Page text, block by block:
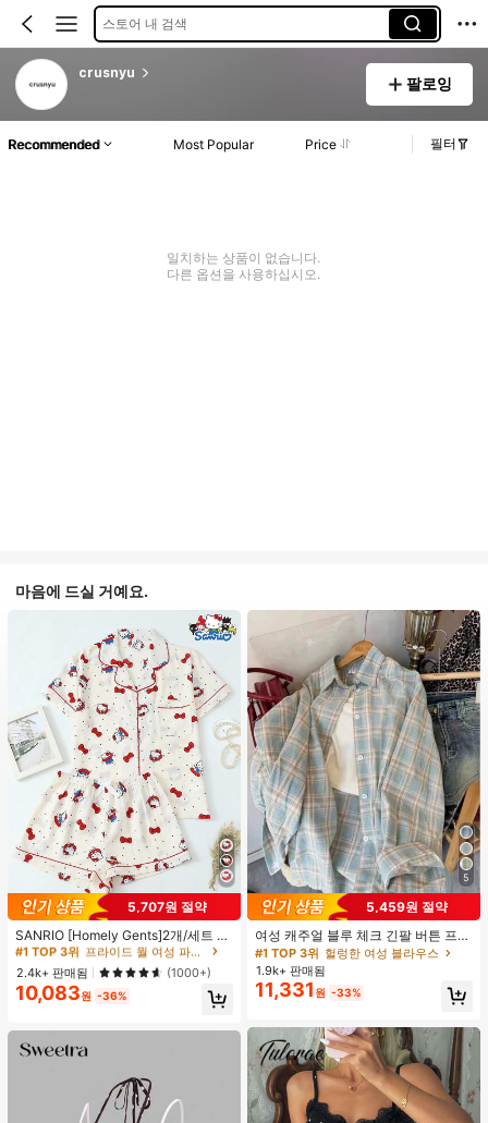
스토어 내 검색
crusnyu
팔로잉
Recommended Most Popular Price 필터
일치하는 상품이 없습니다.
다른 옵션을 사용하십시오.
마음에 드실 거예요.
5,707원 절약
SANRIO [Homely Gents]2개/세트 여
성 프린트 라펠 반팔 버튼 포켓 상의
및 보우 반바지 잠옷 세트, 캐주얼 홈
웨어, 봄/여름에 적합
#1 TOP 3위
프라이드 월 여성 파자마 세트
높은 재방문 고객
거의 매진!
#1 TOP 3위
프라이드 월 여성 파자마 세트
높은 재방문 고객
거의 매진!
#1 TOP 3위
프라이드 월 여성 파자마 세트
높은 재방문 고객
거의 매진!
#1 TOP 3위
프라이드 월 여성 파자마 세트
높은 재방문 고객
2.4k+ 판매됨 (1000+)
10,083원 -36%
5
5,459원 절약
여성 캐주얼 블루 체크 긴팔 버튼 프론
트 폴리에스터 셔츠, 레귤러 핏, 봄 의
류, 편안한 스타일
#1 TOP 3위 헐렁한 여성 블라우스
1.9k+ 판매됨
11,331 원 -33%